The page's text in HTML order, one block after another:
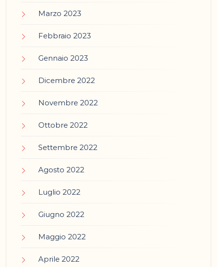
Marzo 2023
Febbraio 2023
Gennaio 2023
Dicembre 2022
Novembre 2022
Ottobre 2022
Settembre 2022
Agosto 2022
Luglio 2022
Giugno 2022
Maggio 2022
Aprile 2022